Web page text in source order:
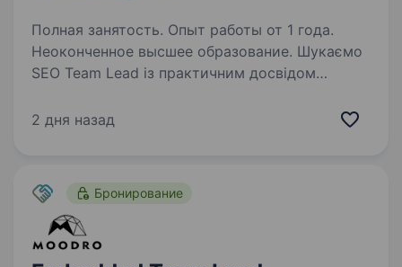
Полная занятость. Опыт работы от 1 года.
Неоконченное высшее образование. Шукаємо
SEO Team Lead із практичним досвідом
й просування проєктів. Спеціаліст
різних…
2 дня назад
Бронирование